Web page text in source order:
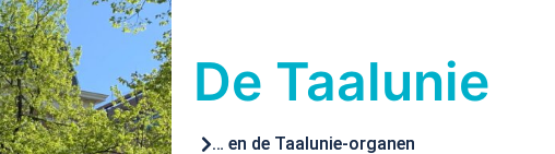
De Taalunie
… en de Taalunie-organen